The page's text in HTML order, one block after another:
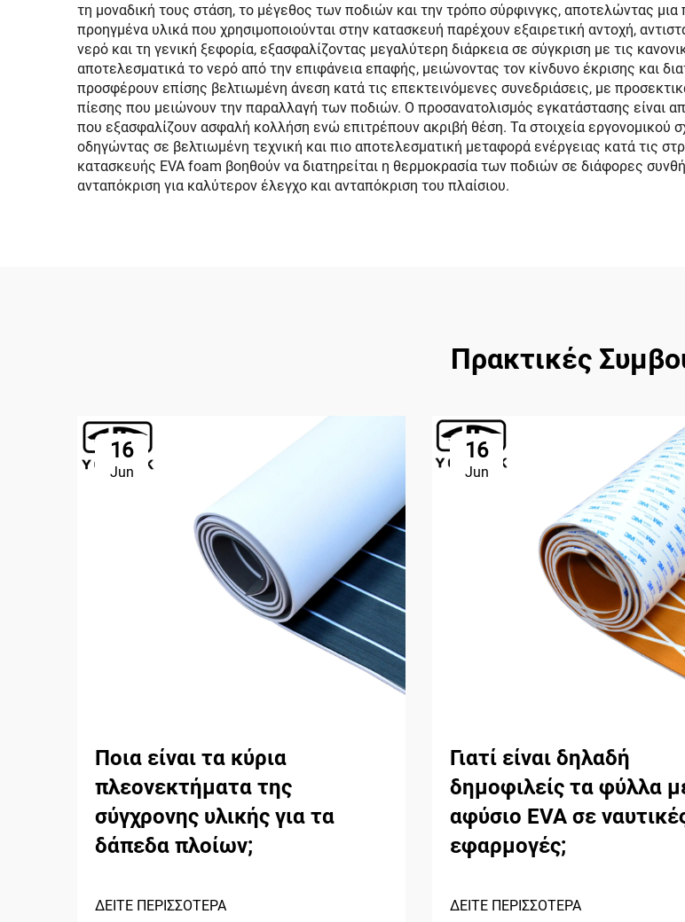
surfboard
τη μοναδική τους στάση, το μέγεθος των ποδιών και την τρόπο σύρφινγκς, αποτελώντας
προηγμένα υλικά που χρησιμοποιούνται στην κατασκευή παρέχουν εξαιρετική αντοχή,
νερό και τη γενική ξεφορία, εξασφαλίζοντας μεγαλύτερη διάρκεια σε σύγκριση με τις
αποτελεσματικά το νερό από την επιφάνεια επαφής, μειώνοντας τον κίνδυνο έκρισης και
προσφέρουν επίσης βελτιωμένη άνεση κατά τις επεκτεινόμενες συνεδριάσεις, με
πίεσης που μειώνουν την παραλλαγή των ποδιών. Ο προσανατολισμός εγκατάστασης είναι
που εξασφαλίζουν ασφαλή κολλήση ενώ επιτρέπουν ακριβή θέση. Τα στοιχεία
οδηγώντας σε βελτιωμένη τεχνική και πιο αποτελεσματική μεταφορά ενέργειας κατά τις
κατασκευής EVA foam βοηθούν να διατηρείται η θερμοκρασία των ποδιών σε διάφορες
ανταπόκριση για καλύτερον έλεγχο και ανταπόκριση του πλαίσιου.
Πρακτικές
16
Jun
Ποια είναι τα κύρια
πλεονεκτήματα της
σύγχρονης υλικής για τα
δάπεδα πλοίων;
ΔΕΙΤΕ ΠΕΡΙΣΣΟΤΕΡΑ
16
Jun
Γιατί είναι δηλαδή
δημοφιλείς τα φύλλα
αφύσιο EVA σε
εφαρμογές;
ΔΕΙΤΕ ΠΕΡΙΣΣΟΤΕΡΑ